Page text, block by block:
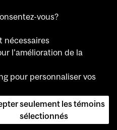
témoins
joindre
vous?
nécessaires
l'amélioration de la
pour personnaliser vos
seulement les témoins
sélectionnés